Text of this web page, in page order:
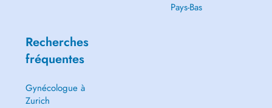
Pays-Bas
Recherches
fréquentes
Gynécologue à
Zurich